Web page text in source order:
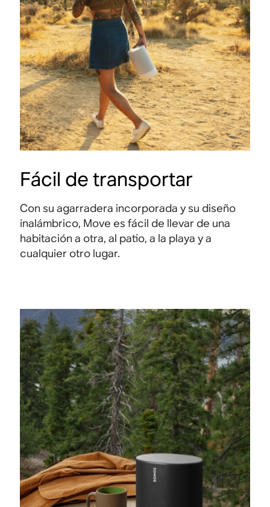
Fácil de transportar
Con su agarradera incorporada y su diseño
inalámbrico, Move es fácil de llevar de una
habitación a otra, al patio, a la playa y a
cualquier otro lugar.